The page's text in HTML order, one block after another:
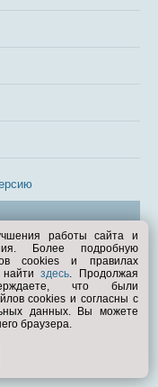
работы сайта и
Более подробную
cookies и правилах
найтиздесь. Продолжая
что были
cookies и согласны с
данных. Вы можете
браузера.